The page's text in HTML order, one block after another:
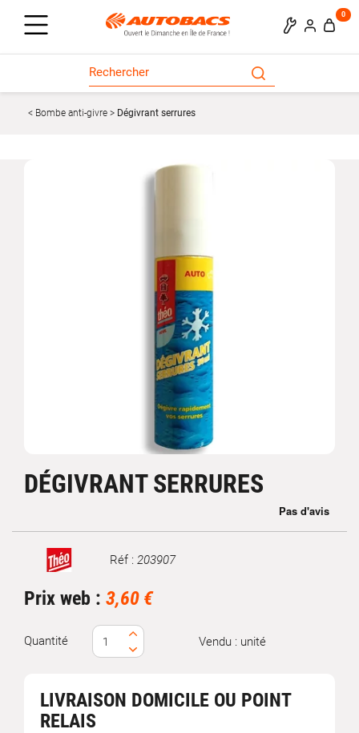
0
Bombe anti-givre Dégivrant serrures
DÉGIVRANT SERRURES
Marque Réf : 203907
Prix web : 3,60 €
Quantité Vendu : unité
LIVRAISON DOMICILE OU POINT
RELAIS